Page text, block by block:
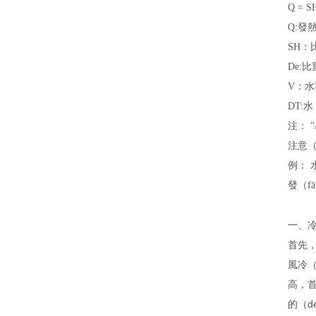
Q =
Q:發
SH：
De:比
V：水
DT:水
注：
注意
例：
發（
一、
首先
風冷
高，
的（